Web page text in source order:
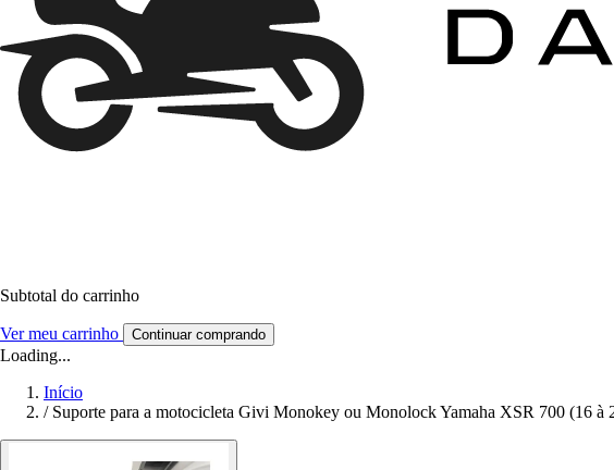
Subtotal do carrinho
Ver meu carrinho Continuar comprando
Loading...
Início
/ Suporte para a motocicleta Givi Monokey ou Monolock Yamaha XSR 700 (16 à